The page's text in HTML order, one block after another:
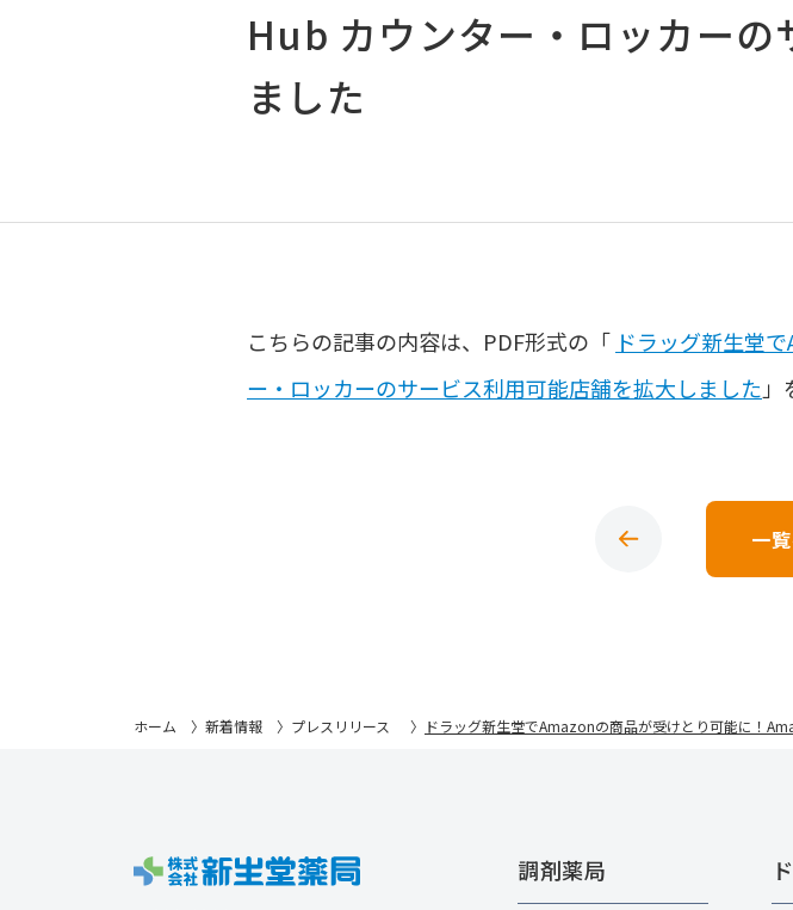
Hub カウンター・ロッカー
ました
こちらの記事の内容は、PDF形式の「 ドラッグ新生堂
ー・ロッカーのサービス利用可能店舗を拡大しました 」
一
ホーム 新着情報 プレスリリース ドラッグ新生堂でAmazonの商品が受けとり可能に！
調剤薬局